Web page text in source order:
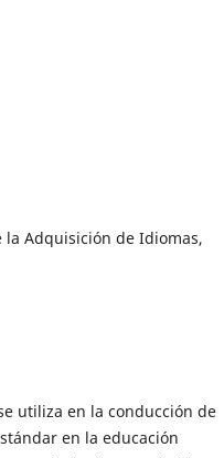
la Adquisición de Idiomas,
utiliza en la conducción de
en la educación